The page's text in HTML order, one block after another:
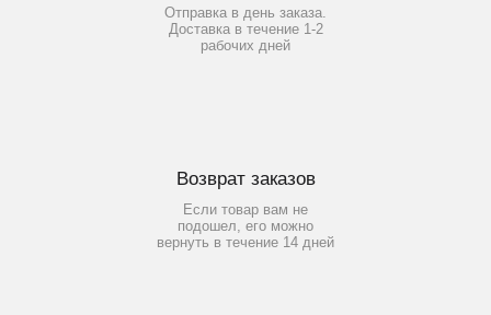
Отправка в день заказа.
Доставка в течение 1-2
рабочих дней
Возврат заказов
Если товар вам не
подошел, его можно
вернуть в течение 14 дней